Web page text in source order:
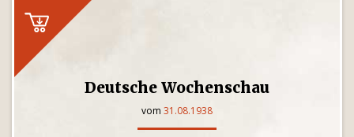
Deutsche Wochenschau
vom 31.08.1938